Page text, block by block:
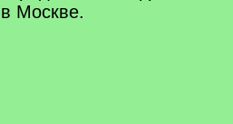
в Москве.